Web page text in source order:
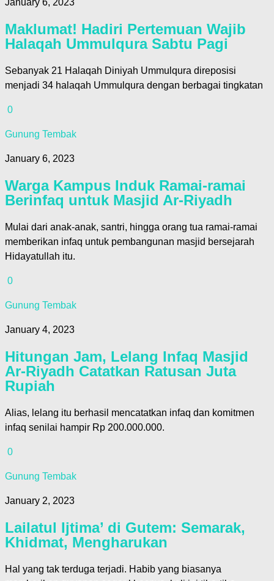
January 6, 2023
Maklumat! Hadiri Pertemuan Wajib
Halaqah Ummulqura Sabtu Pagi
Sebanyak 21 Halaqah Diniyah Ummulqura direposisi
menjadi 34 halaqah Ummulqura dengan berbagai tingkatan
0
Gunung Tembak
January 6, 2023
Warga Kampus Induk Ramai-ramai
Berinfaq untuk Masjid Ar-Riyadh
Mulai dari anak-anak, santri, hingga orang tua ramai-ramai
memberikan infaq untuk pembangunan masjid bersejarah
Hidayatullah itu.
0
Gunung Tembak
January 4, 2023
Hitungan Jam, Lelang Infaq Masjid
Ar-Riyadh Catatkan Ratusan Juta
Rupiah
Alias, lelang itu berhasil mencatatkan infaq dan komitmen
infaq senilai hampir Rp 200.000.000.
0
Gunung Tembak
January 2, 2023
Lailatul Ijtima’ di Gutem: Semarak,
Khidmat, Mengharukan
Hal yang tak terduga terjadi. Habib yang biasanya